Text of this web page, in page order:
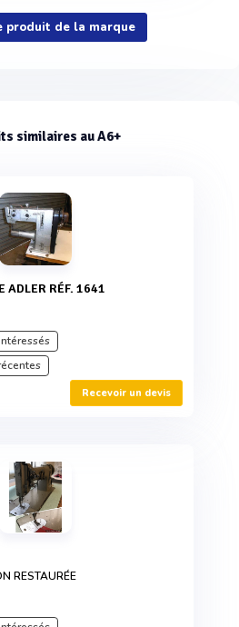
produit de la marque
similaires au A6+
ADLER RÉF. 1641
Recevoir un devis
RESTAURÉE